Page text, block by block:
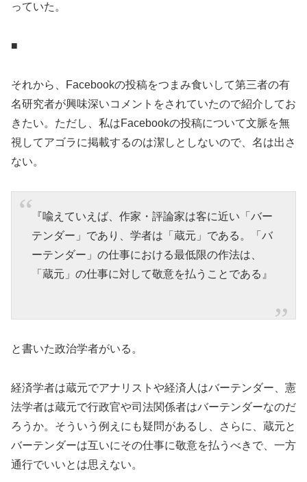
っていた。
■
それから、Facebookの投稿をつまみ食いして第三者の有
名研究者が興味深いコメントをされていたので紹介してお
きたい。ただし、私はFacebookの投稿について文脈を無
視してアゴラに掲載するのは潔しとしないので、名は出さ
ない。
『喩えていえば、作家・評論家は客に近い「バー
テンダー」であり、学者は「蔵元」である。「バ
ーテンダー」の仕事における最低限の作法は、
「蔵元」の仕事に対して敬意を払うことである』
と書いた政治学者がいる。
経済学者は蔵元でアナリストや経済人はバーテンダー、憲
法学者は蔵元で行政官や司法関係者はバーテンダーなのだ
ろうか。そういう例えにも疑問があるし、さらに、蔵元と
バーテンダーは互いにその仕事に敬意を払うべきで、一方
通行でいいとは思えない。